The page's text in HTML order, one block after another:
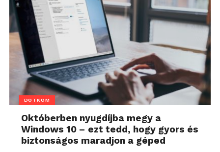
DOTKOM
Októberben nyugdíjba megy a
Windows 10 – ezt tedd, hogy gyors és
biztonságos maradjon a géped